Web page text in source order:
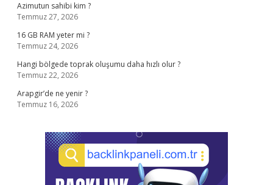
Azimutun sahibi kim ?
Temmuz 27, 2026
16 GB RAM yeter mi ?
Temmuz 24, 2026
Hangi bölgede toprak oluşumu daha hızlı olur ?
Temmuz 22, 2026
Arapgir’de ne yenir ?
Temmuz 16, 2026